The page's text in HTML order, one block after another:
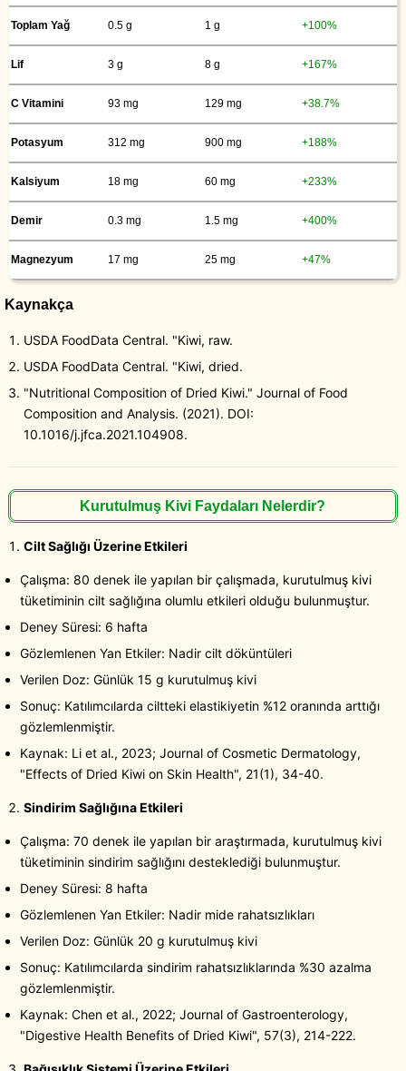
Toplam Yağ 0.5 g 1 g +100%
Lif 3 g 8 g +167%
C Vitamini 93 mg 129 mg +38.7%
Potasyum 312 mg 900 mg +188%
Kalsiyum 18 mg 60 mg +233%
Demir 0.3 mg 1.5 mg +400%
Magnezyum 17 mg 25 mg +47%
Kaynakça
USDA FoodData Central. "Kiwi, raw.
USDA FoodData Central. "Kiwi, dried.
"Nutritional Composition of Dried Kiwi." Journal of Food
Composition and Analysis. (2021). DOI:
10.1016/j.jfca.2021.104908.
Kurutulmuş Kivi Faydaları Nelerdir?
Cilt Sağlığı Üzerine Etkileri
Çalışma: 80 denek ile yapılan bir çalışmada, kurutulmuş kivi
tüketiminin cilt sağlığına olumlu etkileri olduğu bulunmuştur.
Deney Süresi: 6 hafta
Gözlemlenen Yan Etkiler: Nadir cilt döküntüleri
Verilen Doz: Günlük 15 g kurutulmuş kivi
Sonuç: Katılımcılarda ciltteki elastikiyetin %12 oranında arttığı
gözlemlenmiştir.
Kaynak: Li et al., 2023; Journal of Cosmetic Dermatology,
"Effects of Dried Kiwi on Skin Health", 21(1), 34-40.
Sindirim Sağlığına Etkileri
Çalışma: 70 denek ile yapılan bir araştırmada, kurutulmuş kivi
tüketiminin sindirim sağlığını desteklediği bulunmuştur.
Deney Süresi: 8 hafta
Gözlemlenen Yan Etkiler: Nadir mide rahatsızlıkları
Verilen Doz: Günlük 20 g kurutulmuş kivi
Sonuç: Katılımcılarda sindirim rahatsızlıklarında %30 azalma
gözlemlenmiştir.
Kaynak: Chen et al., 2022; Journal of Gastroenterology,
"Digestive Health Benefits of Dried Kiwi", 57(3), 214-222.